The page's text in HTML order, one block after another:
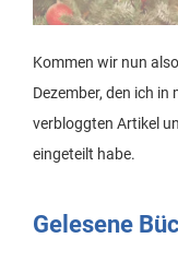
Kommen wir nun
Dezember, den ich in
verbloggten Artikel
eingeteilt habe.
Gelesene